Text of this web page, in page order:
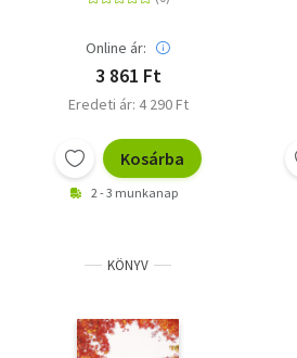
Online ár:
3 861 Ft
Eredeti ár: 4 290 Ft
Kosárba
2 - 3 munkanap
KÖNYV